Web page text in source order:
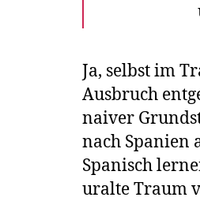
Ja, selbst im
Ausbruch
naiver
nach Spanien
Spanisch
uralte Traum